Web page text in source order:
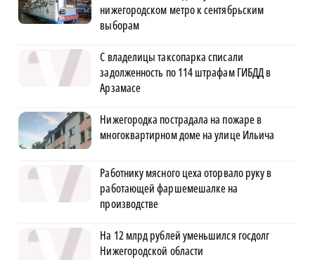
нижегородском метро к сентябрьским
выборам
С владелицы таксопарка списали
задолженность по 114 штрафам ГИБДД в
Арзамасе
Нижегородка пострадала на пожаре в
многоквартирном доме на улице Ильича
Работнику мясного цеха оторвало руку в
работающей фаршемешалке на
производстве
На 12 млрд рублей уменьшился госдолг
Нижегородской области